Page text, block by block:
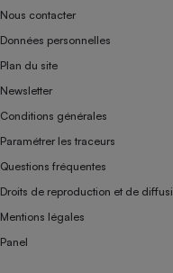
Nous contacter
Données personnelles
Plan du site
Newsletter
Conditions générales
Paramétrer les traceurs
Questions fréquentes
Droits de reproduction et de
Mentions légales
Panel